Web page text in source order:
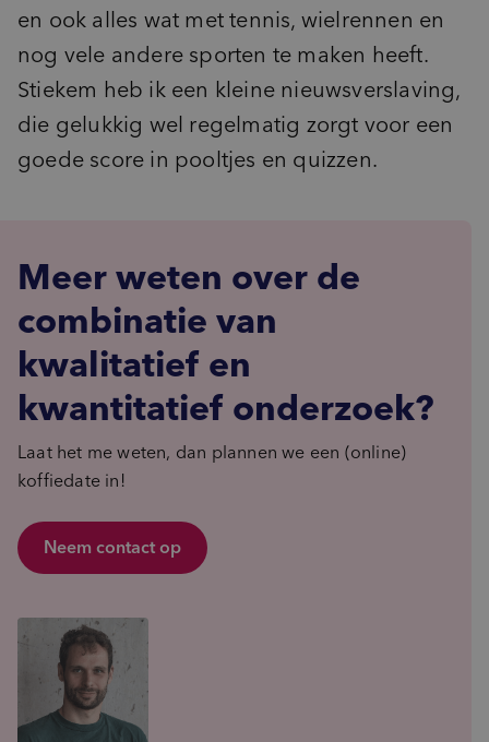
en ook alles wat met tennis, wielrennen en
nog vele andere sporten te maken heeft.
Stiekem heb ik een kleine nieuwsverslaving,
die gelukkig wel regelmatig zorgt voor een
goede score in pooltjes en quizzen.
Meer weten over de
combinatie van
kwalitatief en
kwantitatief onderzoek?
Laat het me weten, dan plannen we een (online)
koffiedate in!
Neem contact op